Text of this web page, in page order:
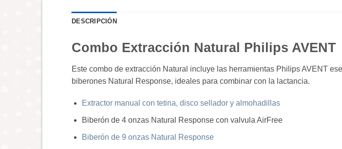
DESCRIPCIÓN
Combo Extracción Natural Philips AVENT
Este combo de extracción Natural incluye las herramientas Philips AVENT
biberones Natural Response, ideales para combinar con la lactancia.
Extractor manual con tetina, disco sellador y almohadillas
Biberón de 4 onzas Natural Response con valvula AirFree
Biberón de 9 onzas Natural Response